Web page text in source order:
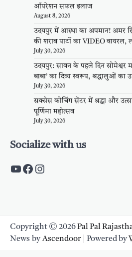
ऑपरेशन सफल इलाज
August 8, 2026
उदयपुर में आस्था का अपमान! अमर
की शराब पार्टी का VIDEO वायरल,
July 30, 2026
उदयपुर: सावन के पहले दिन सोमेश्वर
बाबा’ का दिव्य स्वरूप, श्रद्धालुओं का
July 30, 2026
सक्सेस कोचिंग सेंटर में श्रद्धा और
पूर्णिमा महोत्सव
July 30, 2026
Socialize with us
https://
https://
Instagram
Copyright © 2026Pal Pal
News byAscendoor | Powered by